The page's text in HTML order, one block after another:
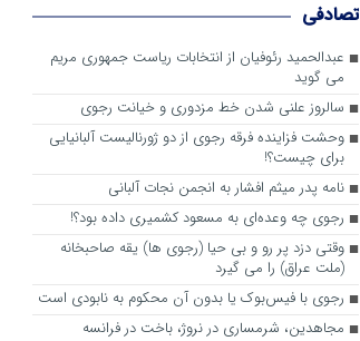
تصادفی
عبدالحمید رئوفیان از انتخابات ریاست جمهوری مریم
می گوید
سالروز علنی شدن خط مزدوری و خیانت رجوی
وحشت فزاینده فرقه رجوی از دو ژورنالیست آلبانیایی
برای چیست؟!
نامه پدر میثم افشار به انجمن نجات آلبانی
رجوی چه وعده‌ای به مسعود کشمیری داده بود؟!
وقتی دزد پر رو و بی حیا (رجوی ها) یقه صاحبخانه
(ملت عراق) را می گیرد
رجوی با فیس‌بوک یا بدون آن محکوم به نابودی است
مجاهدین، شرم‎ساری در نروژ، باخت در فرانسه